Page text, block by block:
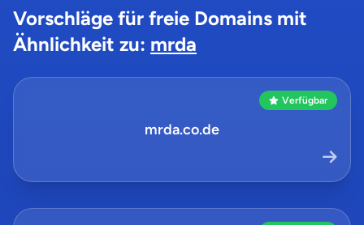
Vorschläge für freie Domains mit
Ähnlichkeit zu: mrda
Verfügbar
mrda.co.de